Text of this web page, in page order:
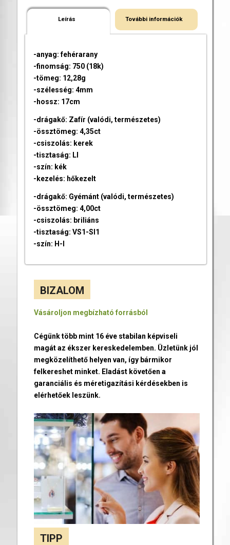
Leírás További információk
-anyag: fehérarany
-finomság: 750 (18k)
-tömeg: 12,28g
-szélesség: 4mm
-hossz: 17cm
-drágakő: Zafír (valódi, természetes)
-össztömeg: 4,35ct
-csiszolás: kerek
-tisztaság: LI
-szín: kék
-kezelés: hőkezelt
-drágakő: Gyémánt (valódi, természetes)
-össztömeg: 4,00ct
-csiszolás: briliáns
-tisztaság: VS1-SI1
-szín: H-I
BIZALOM
Vásároljon megbízható forrásból
Cégünk több mint 16 éve stabilan képviseli
magát az ékszer kereskedelemben. Üzletünk jól
megközelíthető helyen van, így bármikor
felkereshet minket. Eladást követően a
garanciális és méretigazítási kérdésekben is
elérhetőek leszünk.
TIPP